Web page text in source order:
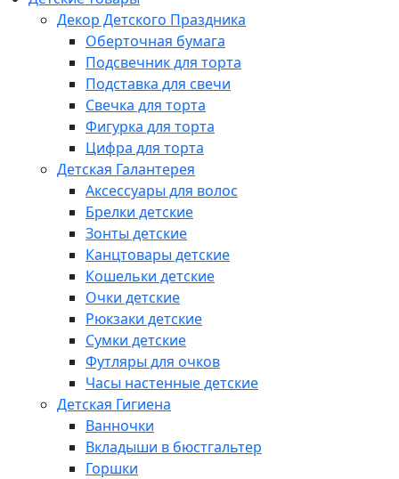
Декор Детского Праздника
Оберточная бумага
Подсвечник для торта
Подставка для свечи
Свечка для торта
Фигурка для торта
Цифра для торта
Детская Галантерея
Аксессуары для волос
Брелки детские
Зонты детские
Канцтовары детские
Кошельки детские
Очки детские
Рюкзаки детские
Сумки детские
Футляры для очков
Часы настенные детские
Детская Гигиена
Ванночки
Вкладыши в бюстгальтер
Горшки